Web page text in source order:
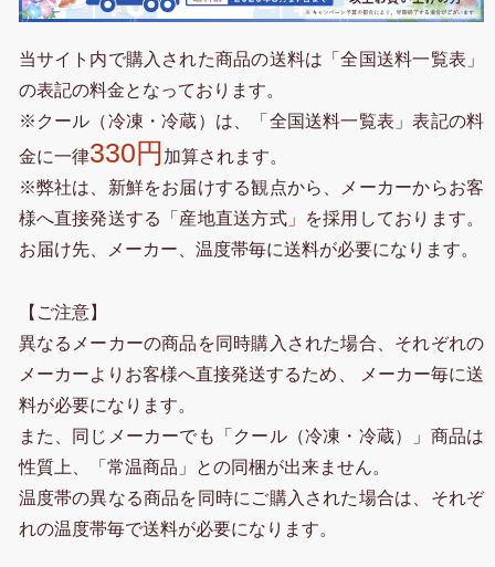
当サイト内で購入された商品の送料は「全国送料一覧表」
の表記の料金となっております。
※クール（冷凍・冷蔵）は、「全国送料一覧表」表記の料
金に一律330円 加算されます。
※弊社は、新鮮をお届けする観点から、メーカーからお客
様へ直接発送する「産地直送方式」を採用しております。
お届け先、メーカー、温度帯毎に送料が必要になります。
【ご注意】
異なるメーカーの商品を同時購入された場合、それぞれの
メーカーよりお客様へ直接発送するため、 メーカー毎に送
料が必要になります。
また、同じメーカーでも「クール（冷凍・冷蔵）」商品は
性質上、「常温商品」との同梱が出来ません。
温度帯の異なる商品を同時にご購入された場合は、それぞ
れの温度帯毎で送料が必要になります。